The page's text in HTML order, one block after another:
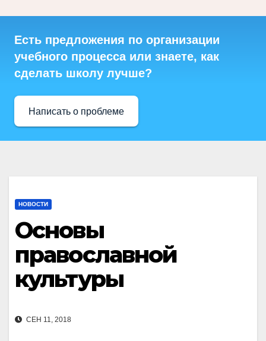
Есть предложения по организации
учебного процесса или знаете, как
сделать школу лучше?
Написать о проблеме
НОВОСТИ
Основы
православной
культуры
СЕН 11, 2018